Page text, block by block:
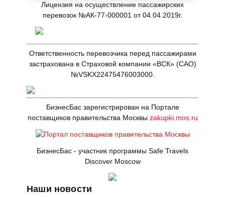
Наши автосервисы
Новости
Полезные статьи
Реквизиты
Лицензия на осуществление пассажирских
перевозок №АК-77-000001 от 04.04.2019г.
Ответственность перевозчика перед пассажирами
застрахована в Страховой компании «ВСК» (САО)
№VSKX22475476003000.
БизнесБас зарегистрирован на Портале
поставщиков правительства Москвы zakupki.mos.ru
БизнесБас - участник программы Safe Travels
Discover Moscow
Наши новости